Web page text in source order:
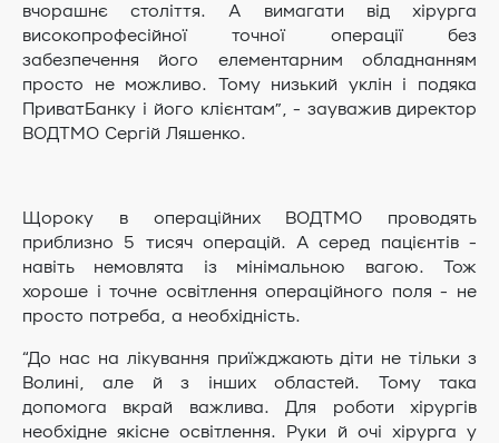
вчорашнє століття. А вимагати від хірурга
високопрофесійної точної операції без
забезпечення його елементарним обладнанням
просто не можливо. Тому низький уклін і подяка
ПриватБанку і його клієнтам”, - зауважив директор
ВОДТМО Сергій Ляшенко.
Щороку в операційних ВОДТМО проводять
приблизно 5 тисяч операцій. А серед пацієнтів -
навіть немовлята із мінімальною вагою. Тож
хороше і точне освітлення операційного поля - не
просто потреба, а необхідність.
“До нас на лікування приїжджають діти не тільки з
Волині, але й з інших областей. Тому така
допомога вкрай важлива. Для роботи хірургів
необхідне якісне освітлення. Руки й очі хірурга у